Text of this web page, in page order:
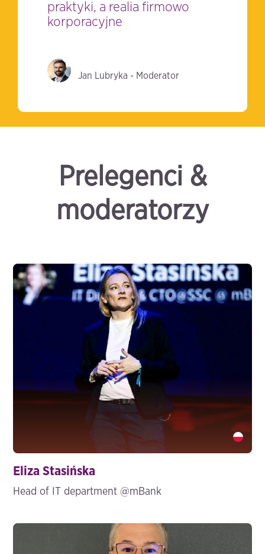
praktyki, a realia firmowo
korporacyjne
Jan Lubryka - Moderator
Prelegenci &
moderatorzy
Eliza Stasińska
Head of IT department @mBank